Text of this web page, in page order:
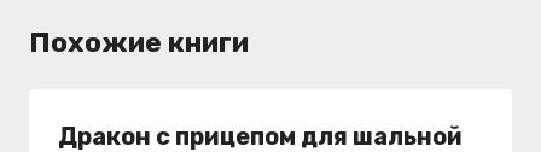
Похожие книги
Дракон с прицепом для шальной